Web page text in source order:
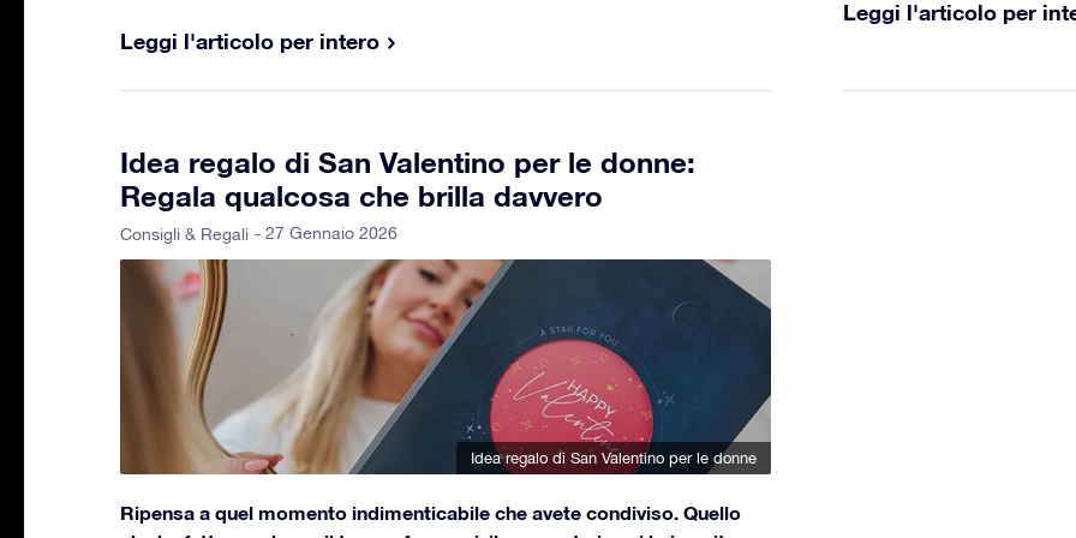
Leggi l'articolo per intero
Leggi l'articolo per
Idea regalo di San Valentino per le donne:
Regala qualcosa che brilla davvero
Consigli & Regali - 27 Gennaio 2026
Idea regalo di San Valentino per le donne
Ripensa a quel momento indimenticabile che avete condiviso. Quello